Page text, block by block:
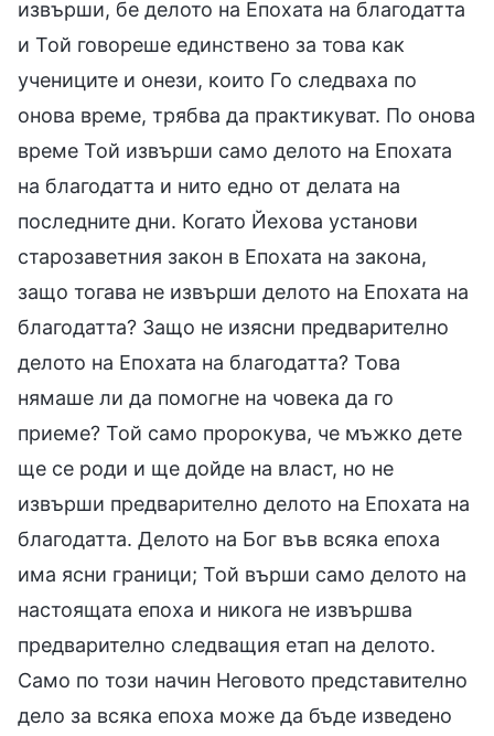
извърши, бе делото на Епохата на благодатта
и Той говореше единствено за това как
учениците и онези, които Го следваха по
онова време, трябва да практикуват. По онова
време Той извърши само делото на Епохата
на благодатта и нито едно от делата на
последните дни. Когато Йехова установи
старозаветния закон в Епохата на закона,
защо тогава не извърши делото на Епохата на
благодатта? Защо не изясни предварително
делото на Епохата на благодатта? Това
нямаше ли да помогне на човека да го
приеме? Той само пророкува, че мъжко дете
ще се роди и ще дойде на власт, но не
извърши предварително делото на Епохата на
благодатта. Делото на Бог във всяка епоха
има ясни граници; Той върши само делото на
настоящата епоха и никога не извършва
предварително следващия етап на делото.
Само по този начин Неговото представително
дело за всяка епоха може да бъде изведено